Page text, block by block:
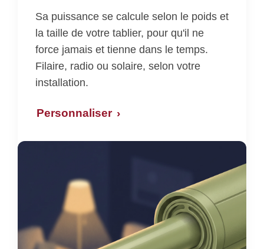
Sa puissance se calcule selon le poids et
la taille de votre tablier, pour qu'il ne
force jamais et tienne dans le temps.
Filaire, radio ou solaire, selon votre
installation.
Personnaliser